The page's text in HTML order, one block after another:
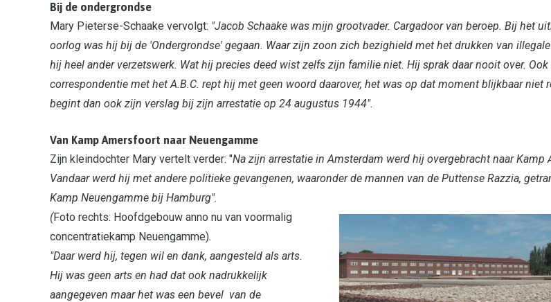
Bij de ondergrondse
Mary Pieterse-Schaake vervolgt: "Jacob Schaake was mijn grootvader. Cargadoor van beroep. Bij het
oorlog was hij bij de 'Ondergrondse' gegaan. Waar zijn zoon zich bezighield met het drukken van
hij heel ander verzetswerk. Wat hij precies deed wist zelfs zijn familie niet. Hij sprak daar nooit over.
correspondentie met het A.B.C. rept hij met geen woord daarover, het was op dat moment blijkbaar niet
begint dan ook zijn verslag bij zijn arrestatie op 24 augustus 1944".
Van Kamp Amersfoort naar Neuengamme
Zijn kleindochter Mary vertelt verder: "Na zijn arrestatie in Amsterdam werd hij overgebracht naar Kamp
Vandaar werd hij met andere politieke gevangenen, waaronder de mannen van de Puttense Razzia,
Kamp Neuengamme bij Hamburg".
(Foto rechts: Hoofdgebouw anno nu van voormalig
concentratiekamp Neuengamme).
"Daar werd hij, tegen wil en dank, aangesteld als arts.
Hij was geen arts en had dat ook nadrukkelijk
aangegeven maar het was een bevel van de